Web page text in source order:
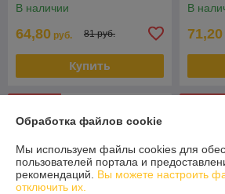
В наличии
64,80 руб. 81 руб.
Купить
В
71,20
Обработка файлов cookie
Мы используем файлы cookies для
пользователей портала и
рекомендаций. Вы можете настроить
отключить их.